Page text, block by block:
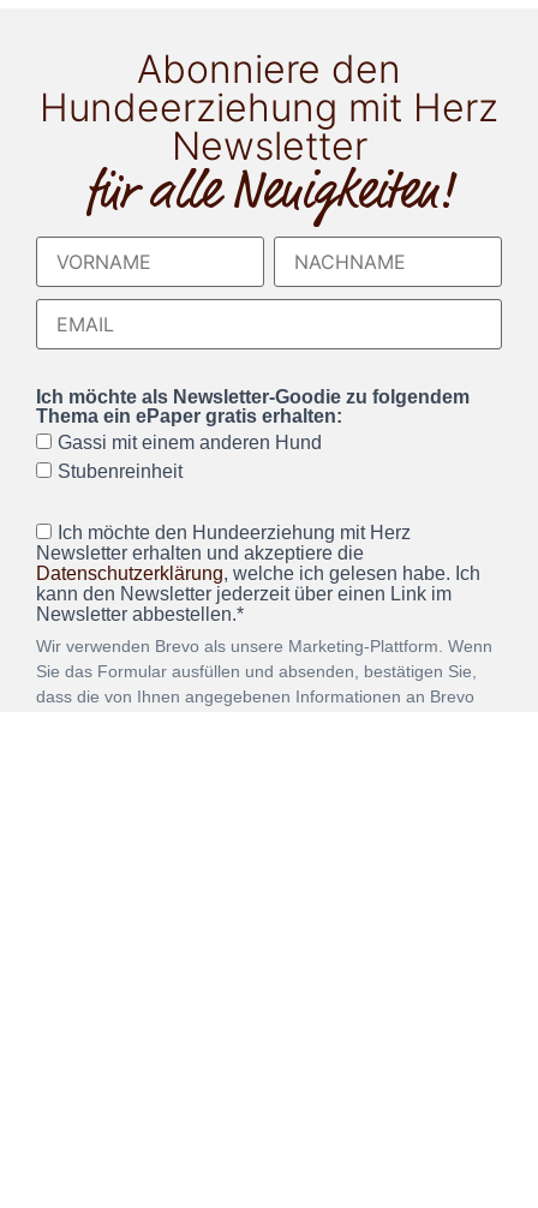
Abonniere den
Hundeerziehung mit Herz
Newsletter
für alle Neuigkeiten!
Ich möchte als Newsletter-Goodie zu folgendem
Thema ein ePaper gratis erhalten:
Gassi mit einem anderen Hund
Stubenreinheit
Ich möchte den Hundeerziehung mit Herz
Newsletter erhalten und akzeptiere die
Datenschutzerklärung, welche ich gelesen habe. Ich
kann den Newsletter jederzeit über einen Link im
Newsletter abbestellen.*
Wir verwenden Brevo als unsere Marketing-Plattform. Wenn
Sie das Formular ausfüllen und absenden, bestätigen Sie,
dass die von Ihnen angegebenen Informationen an Brevo